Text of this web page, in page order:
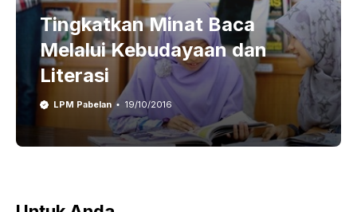
Tingkatkan Minat Baca
Melalui Kebudayaan dan
Literasi
LPM Pabelan 19/10/2016